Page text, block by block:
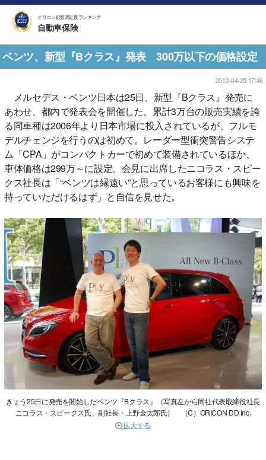
オリコン顧客満足度ランキング
自動車保険
ベンツ、新型『Bクラス』発表 300万以下の価格設定
2012-04-25 17:46
メルセデス・ベンツ日本は25日、新型『Bクラス』発売に
あわせ、都内で発表会を開催した。累計3万台の販売実績を誇
る同車種は2006年より日本市場に投入されているが、フルモ
デルチェンジを行うのは初めて。レーダー型衝突警告システ
ム「CPA」がコンパクトカーで初めて装備されているほか、
車体価格は299万～に設定。会見に出席したニコラス・スピー
クス社長は「“ベンツは縁遠い”と思っているお客様にも興味を
持っていただけるはず」と自信を見せた。
きょう25日に発売を開始したベンツ『Bクラス』（写真左から同社代表取締役社長
ニコラス・スピークス氏、副社長・上野金太郎氏） （C）ORICON DD inc.
拡大する